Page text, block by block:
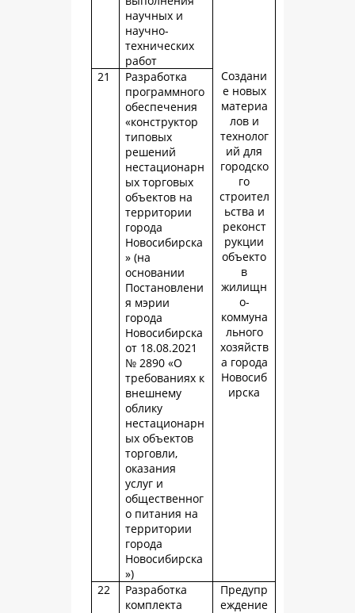
научных и
научно-
технических
работ
Создани
е новых
материа
лов и
технолог
ий для
городско
го
строител
ьства и
реконст
рукции
объекто
в
жилищн
о-
коммуна
льного
хозяйств
а города
Новосиб
ирска
21
Разработка
программного
обеспечения
«конструктор
типовых
решений
нестационарн
ых торговых
объектов на
территории
города
Новосибирска
» (на
основании
Постановлени
я мэрии
города
Новосибирска
от 18.08.2021
№ 2890 «О
требованиях к
внешнему
облику
нестационарн
ых объектов
торговли,
оказания
услуг и
общественног
о питания на
территории
города
Новосибирска
»)
22
Разработка
комплекта
Предупр
еждение